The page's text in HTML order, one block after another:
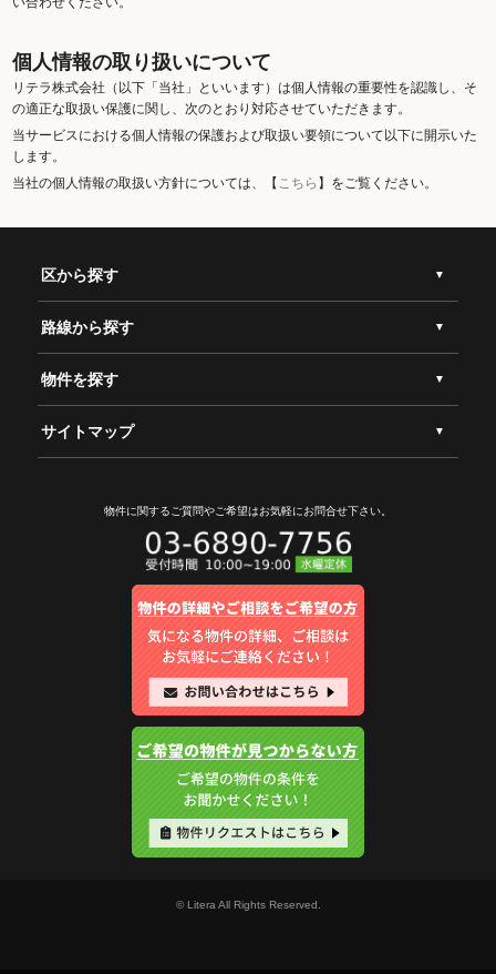
個人情報の取り扱いについて
リテラ株式会社（以下「当社」といいます）は個人情報の重要性を認識し、そ
の適正な取扱い保護に関し、次のとおり対応させていただきます。
当サービスにおける個人情報の保護および取扱い要領について以下に開示いた
します。
当社の個人情報の取扱い方針については、【こちら 】をご覧ください。
区から探す
路線から探す
物件を探す
サイトマップ
物件に関するご質問やご希望はお気軽にお問合せ下さい。
© Litera All Rights Reserved.